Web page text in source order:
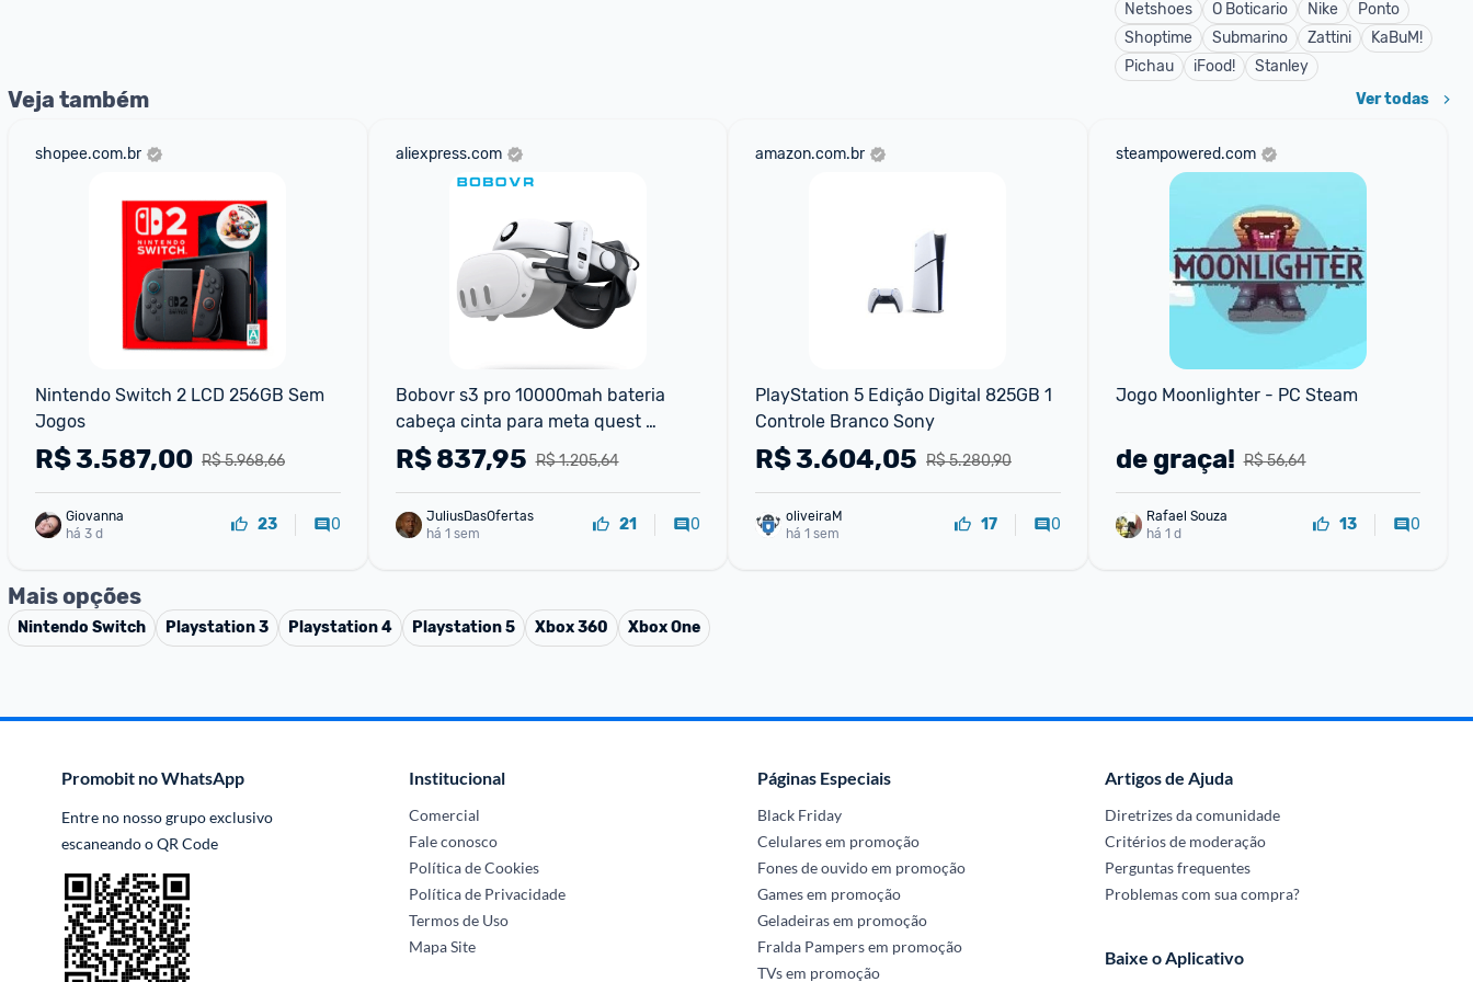
Netshoes
O Boticario Nike
Ponto
Shoptime
Submarino Zattini
KaBuM!
Pichau
iFood! Stanley
Veja também Ver todas
shopee.com.br
Nintendo Switch 2 LCD 256GB Sem
Jogos
R$ 5.968,66
R$3.587,00
Giovanna
há 3 d
23 0
aliexpress.com
Bobovr s3 pro 10000mah bateria
cabeça cinta para meta quest
3quest 3s com cabeça ar
condicionado vr acessórios melho
R$ 1.205,64
R$837,95
JuliusDasOfertas
há 1 sem
21 0
amazon.com.br
PlayStation 5 Edição Digital 825GB 1
Controle Branco Sony
R$ 5.280,90
R$3.604,05
oliveiraM
há 1 sem
17 0
steampowered.com
Jogo Moonlighter - PC Steam
R$ 56,64
de graça!
Rafael Souza
há 1 d
13 0
Mais opções
Nintendo Switch Playstation 3 Playstation 4 Playstation 5 Xbox 360 Xbox One
Promobit no WhatsApp
Entre no nosso grupo exclusivo
escaneando o QR Code
Institucional
Comercial
Fale conosco
Política de Cookies
Política de Privacidade
Termos de Uso
Mapa Site
Páginas Especiais
Black Friday
Celulares em promoção
Fones de ouvido em promoção
Games em promoção
Geladeiras em promoção
Fralda Pampers em promoção
TVs em promoção
Artigos de Ajuda
Diretrizes da comunidade
Critérios de moderação
Perguntas frequentes
Problemas com sua compra?
Baixe o Aplicativo